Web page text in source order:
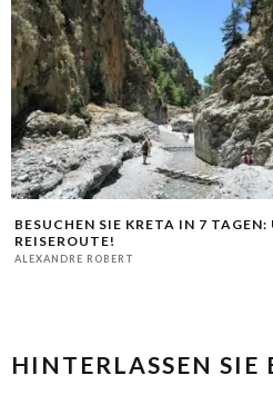
BESUCHEN SIE KRETA IN 7 TAGEN:
REISEROUTE!
ALEXANDRE ROBERT
HINTERLASSEN